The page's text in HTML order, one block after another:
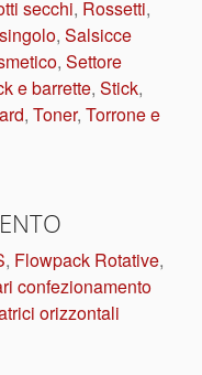
secchi, Rossetti,
, Salsicce
, Settore
e barrette, Stick,
, Toner, Torrone e
, Flowpack Rotative,
confezionamento
orizzontali